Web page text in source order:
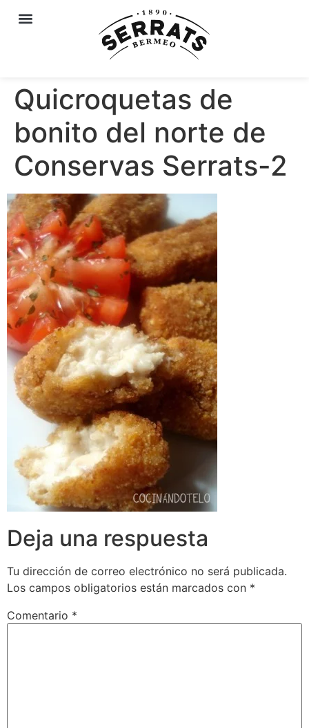
Quicroquetas de
bonito del norte de
Conservas Serrats-2
Deja una respuesta
Tu dirección de correo electrónico no será publicada.
Los campos obligatorios están marcados con *
Comentario *